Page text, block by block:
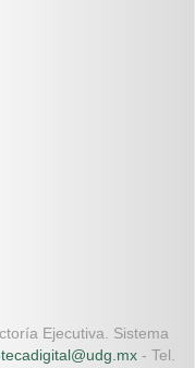
Ejecutiva. Sistema
- Tel.